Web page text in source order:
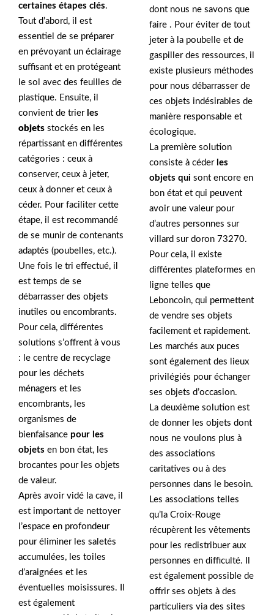
certaines étapes clés.
Tout d’abord, il est
essentiel de se préparer
en prévoyant un éclairage
suffisant et en protégeant
le sol avec des feuilles de
plastique. Ensuite, il
convient de trier les
objets stockés en les
répartissant en différentes
catégories : ceux à
conserver, ceux à jeter,
ceux à donner et ceux à
céder. Pour faciliter cette
étape, il est recommandé
de se munir de contenants
adaptés (poubelles, etc.).
Une fois le tri effectué, il
est temps de se
débarrasser des objets
inutiles ou encombrants.
Pour cela, différentes
solutions s’offrent à vous
: le centre de recyclage
pour les déchets
ménagers et les
encombrants, les
organismes de
bienfaisance pour les
objets en bon état, les
brocantes pour les objets
de valeur.
Après avoir vidé la cave, il
est important de nettoyer
l’espace en profondeur
pour éliminer les saletés
accumulées, les toiles
d’araignées et les
éventuelles moisissures. Il
est également
dont nous ne savons que
faire . Pour éviter de tout
jeter à la poubelle et de
gaspiller des ressources, il
existe plusieurs méthodes
pour nous débarrasser de
ces objets indésirables de
manière responsable et
écologique.
La première solution
consiste à céder les
objets qui sont encore en
bon état et qui peuvent
avoir une valeur pour
d’autres personnes sur
villard sur doron 73270.
Pour cela, il existe
différentes plateformes en
ligne telles que
Leboncoin, qui permettent
de vendre ses objets
facilement et rapidement.
Les marchés aux puces
sont également des lieux
privilégiés pour échanger
ses objets d’occasion.
La deuxième solution est
de donner les objets dont
nous ne voulons plus à
des associations
caritatives ou à des
personnes dans le besoin.
Les associations telles
qu’la Croix-Rouge
récupèrent les vêtements
pour les redistribuer aux
personnes en difficulté. Il
est également possible de
offrir ses objets à des
particuliers via des sites